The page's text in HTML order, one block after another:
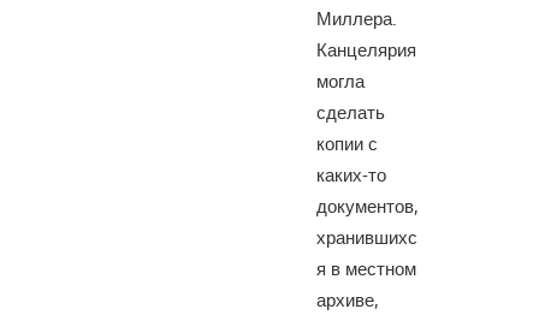
Миллера.
Канцелярия
могла
сделать
копии с
каких-то
документов,
хранившихс
я в местном
архиве,